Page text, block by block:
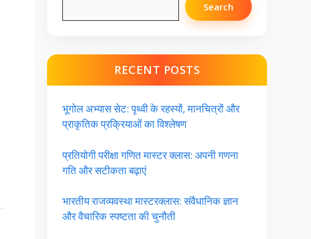
Search
RECENT POSTS
भूगोल अभ्यास सेट: पृथ्वी के रहस्यों, मानचित्रों और
प्राकृतिक प्रक्रियाओं का विश्लेषण
प्रतियोगी परीक्षा गणित मास्टर क्लास: अपनी गणना
गति और सटीकता बढ़ाएं
भारतीय राजव्यवस्था मास्टरक्लास: संवैधानिक ज्ञान
और वैचारिक स्पष्टता की चुनौती